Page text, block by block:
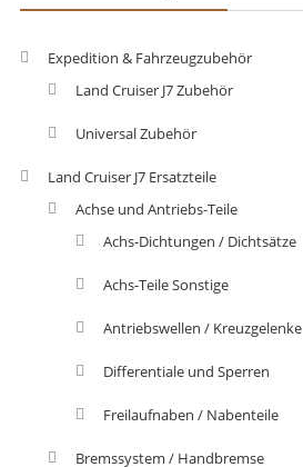
Expedition & Fahrzeugzubehör
Land Cruiser J7 Zubehör
Universal Zubehör
Land Cruiser J7 Ersatzteile
Achse und Antriebs-Teile
Achs-Dichtungen / Dichtsätze
Achs-Teile Sonstige
Antriebswellen / Kreuzgelenke
Differentiale und Sperren
Freilaufnaben / Nabenteile
Bremssystem / Handbremse